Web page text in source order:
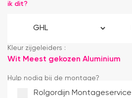
ik dit?
Kleur zijgeleiders :
Wit Meest gekozen Aluminium
Hulp nodig bij de montage?
Rolgordijn Montageservice